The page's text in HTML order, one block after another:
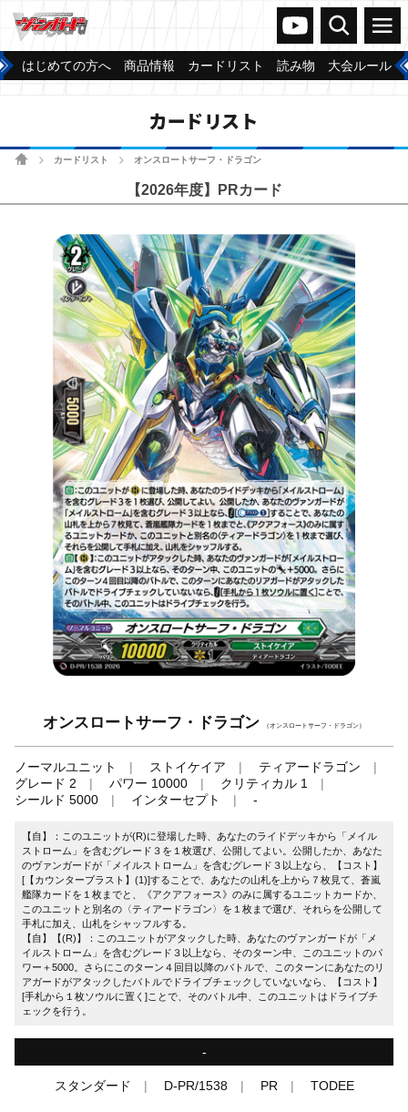
ヴァンガードch
検索 メニュー
はじめての方へ 商品情報 カードリスト 読み物 大会ルール
カードリスト
ホームカードリスト オンスロートサーフ・ドラゴン
【2026年度】PRカード
オンスロートサーフ・ドラゴン （オンスロートサーフ・ドラゴン）
ノーマルユニット ストイケイア
ティアードラゴン
グレード 2
パワー 10000
クリティカル 1
シールド 5000
インターセプト -
【自】：このユニットが(R)に登場した時、あなたのライドデッキから「メイル
ストローム」を含むグレード３を１枚選び、公開してよい。公開したか、あなた
のヴァンガードが「メイルストローム」を含むグレード３以上なら、【コスト】
[【カウンターブラスト】(1)]することで、あなたの山札を上から７枚見て、蒼嵐
艦隊カードを１枚までと、《アクアフォース》のみに属するユニットカードか、
このユニットと別名の〈ティアードラゴン〉を１枚まで選び、それらを公開して
手札に加え、山札をシャッフルする。
【自】【(R)】：このユニットがアタックした時、あなたのヴァンガードが「メ
イルストローム」を含むグレード３以上なら、そのターン中、このユニットのパ
ワー＋5000。さらにこのターン４回目以降のバトルで、このターンにあなたのリ
アガードがアタックしたバトルでドライブチェックしていないなら、【コスト】
[手札から１枚ソウルに置く]ことで、そのバトル中、このユニットはドライブチ
ェックを行う。
-
スタンダード D-PR/1538 PR TODEE